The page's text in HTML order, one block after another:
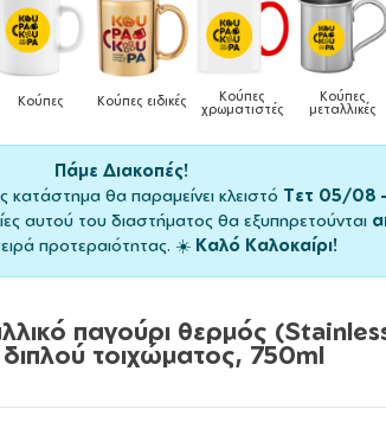
Κούπες Κούπες
μεταλλικές
Δοχεία
φαγητού Τσάντες
Πάμε Διακοπές!
κατάστημα θα παραμείνει κλειστό Τετ 05/08
αυτού του διαστήματος θα εξυπηρετούνται
προτεραιότητας. ☀️ Καλό Καλοκαίρι!
παγούρι θερμός
τοιχώματος, 750ml